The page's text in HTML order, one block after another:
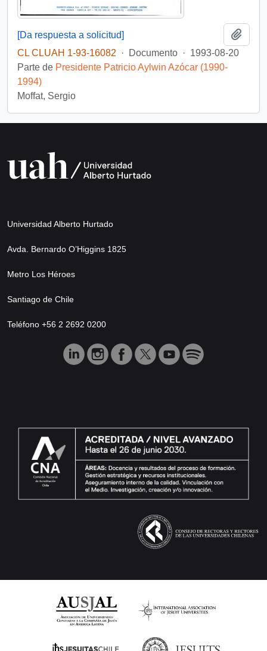
[Da respuesta a solicitud]
CL CLUAH 1-93-16082
· Documento · 1993-08-20
Parte de Presidente Patricio Aylwin Azócar (1990-
1994)
Moffat, Sergio
Universidad Alberto Hurtado
Avda. Bernardo O’Higgins 1825
Metro Los Héroes
Santiago de Chile
Teléfono +56 2 2692 0200